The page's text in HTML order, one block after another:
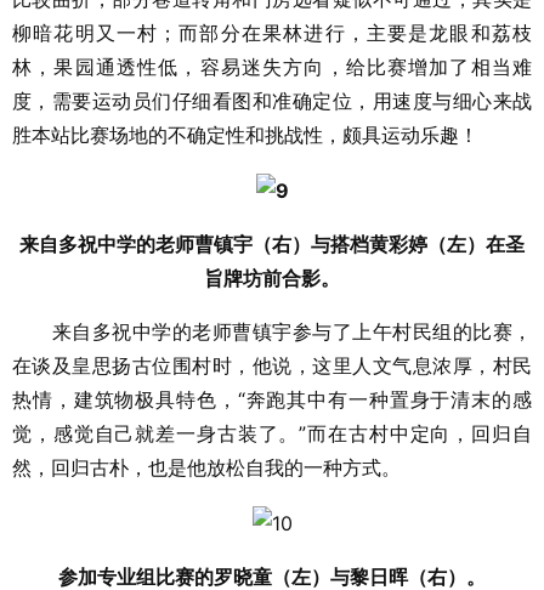
柳暗花明又一村；而部分在果林进行，主要是龙眼和荔枝
林，果园通透性低，容易迷失方向，给比赛增加了相当难
度，需要运动员们仔细看图和准确定位，用速度与细心来战
胜本站比赛场地的不确定性和挑战性，颇具运动乐趣！
来自多祝中学的老师曹镇宇（右）与搭档黄彩婷（左）在圣
旨牌坊前合影。
来自多祝中学的老师曹镇宇参与了上午村民组的比赛，
在谈及皇思扬古位围村时，他说，这里人文气息浓厚，村民
热情，建筑物极具特色，“奔跑其中有一种置身于清末的感
觉，感觉自己就差一身古装了。”而在古村中定向，回归自
然，回归古朴，也是他放松自我的一种方式。
参加专业组比赛的罗晓童（左）与黎日晖（右）。